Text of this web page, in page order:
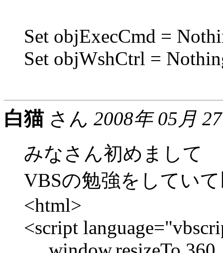
Set objExecCmd =
Set objWshCtrl =
白猫さん 2008年 05月
みなさん初めまして
VBSの勉強をしてい
<html>
<script